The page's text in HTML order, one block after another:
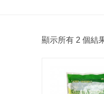
顯示所有 2 個結